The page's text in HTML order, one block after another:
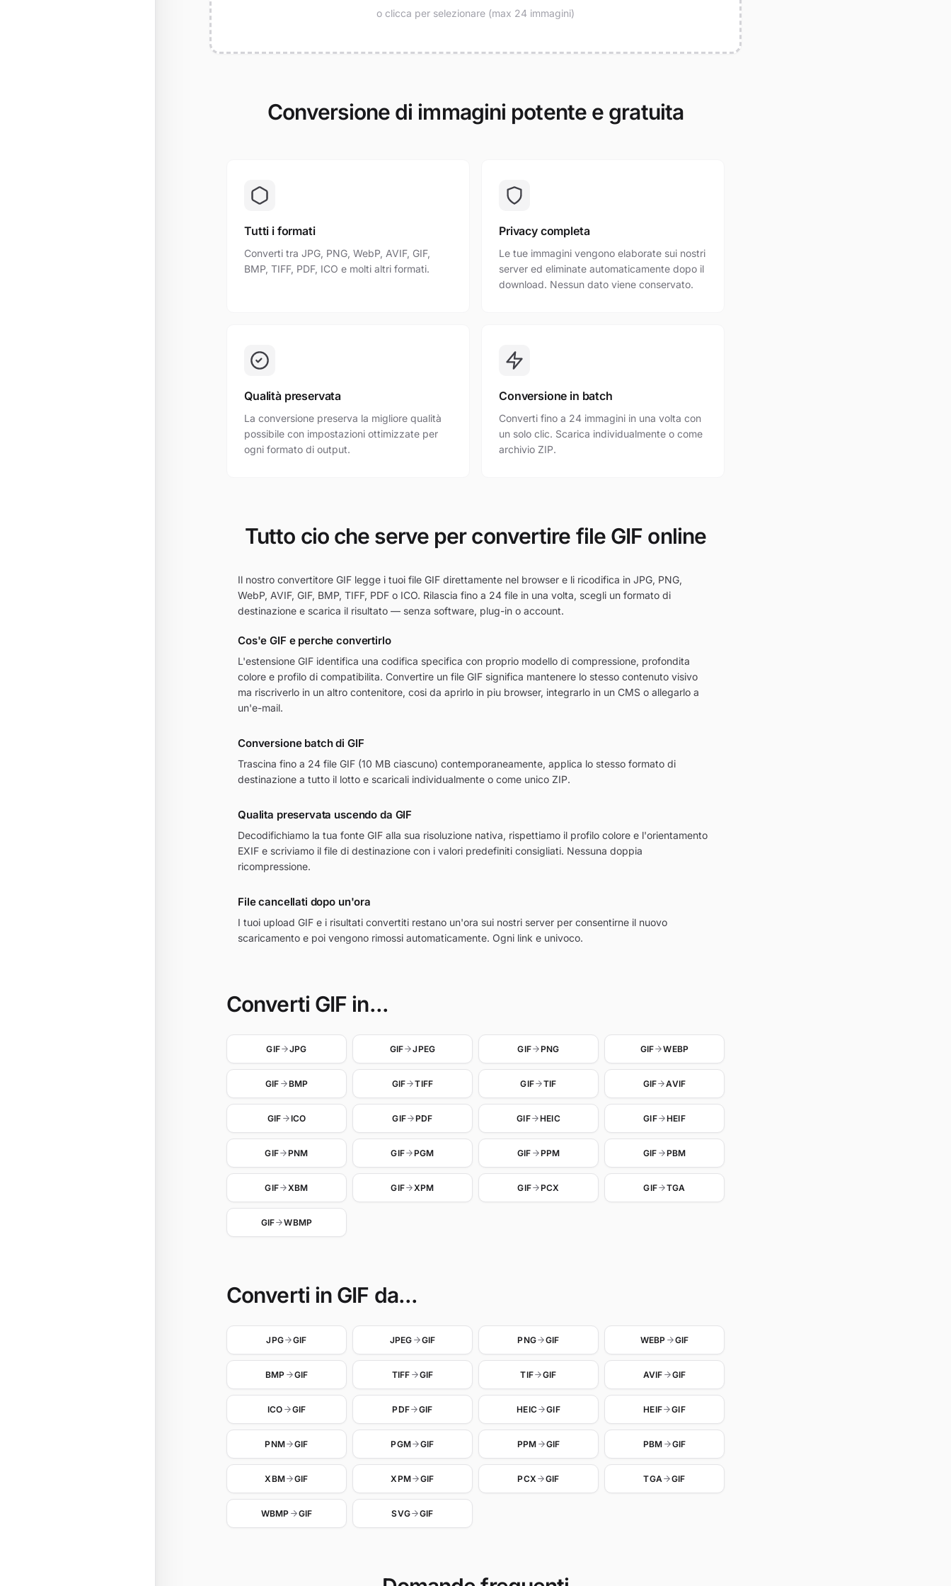
o clicca per selezionare (max 24 immagini)
Conversione di immagini potente e gratuita
Tutti i formati
Converti tra JPG, PNG, WebP, AVIF, GIF,
BMP, TIFF, PDF, ICO e molti altri formati.
Privacy completa
Le tue immagini vengono elaborate sui nostri
server ed eliminate automaticamente dopo il
download. Nessun dato viene conservato.
Qualità preservata
La conversione preserva la migliore qualità
possibile con impostazioni ottimizzate per
ogni formato di output.
Conversione in batch
Converti fino a 24 immagini in una volta con
un solo clic. Scarica individualmente o come
archivio ZIP.
Tutto cio che serve per convertire file GIF online
Il nostro convertitore GIF legge i tuoi file GIF direttamente nel browser e li ricodifica in JPG, PNG,
WebP, AVIF, GIF, BMP, TIFF, PDF o ICO. Rilascia fino a 24 file in una volta, scegli un formato di
destinazione e scarica il risultato — senza software, plug-in o account.
Cos'e GIF e perche convertirlo
L'estensione GIF identifica una codifica specifica con proprio modello di compressione, profondita
colore e profilo di compatibilita. Convertire un file GIF significa mantenere lo stesso contenuto visivo
ma riscriverlo in un altro contenitore, cosi da aprirlo in piu browser, integrarlo in un CMS o allegarlo a
un'e-mail.
Conversione batch di GIF
Trascina fino a 24 file GIF (10 MB ciascuno) contemporaneamente, applica lo stesso formato di
destinazione a tutto il lotto e scaricali individualmente o come unico ZIP.
Qualita preservata uscendo da GIF
Decodifichiamo la tua fonte GIF alla sua risoluzione nativa, rispettiamo il profilo colore e l'orientamento
EXIF e scriviamo il file di destinazione con i valori predefiniti consigliati. Nessuna doppia
ricompressione.
File cancellati dopo un'ora
I tuoi upload GIF e i risultati convertiti restano un'ora sui nostri server per consentirne il nuovo
scaricamento e poi vengono rimossi automaticamente. Ogni link e univoco.
Converti GIF in...
GIF JPG GIF JPEG GIF PNG GIF WEBP
GIF BMP GIF TIFF GIF TIF GIF AVIF
GIF ICO GIF PDF GIF HEIC GIF HEIF
GIF PNM GIF PGM GIF PPM GIF PBM
GIF XBM GIF XPM GIF PCX GIF TGA
GIF WBMP
Converti in GIF da...
JPG GIF JPEG GIF PNG GIF WEBP GIF
BMP GIF TIFF GIF TIF GIF AVIF GIF
ICO GIF PDF GIF HEIC GIF HEIF GIF
PNM GIF PGM GIF PPM GIF PBM GIF
XBM GIF XPM GIF PCX GIF TGA GIF
WBMP GIF SVG GIF